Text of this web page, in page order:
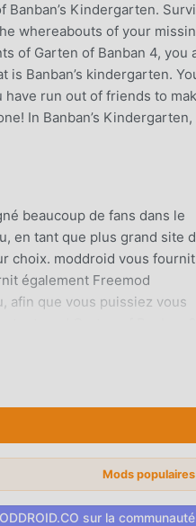
Kindergarten.
whereabouts of your
of Garten of Banban 4, you
Banban’s kindergarten.
run out of friends to
In Banban’s Kindergarten,
beaucoup de fans dans le
en tant que plus grand site
choix. moddroid vous
également Freemod
afin que vous puissiez vous
Téléchargez simplement le
a permis de gagner un grand
dans Garten of Banban 6 ,
tout le jeu et profiter de la
Mods
sur la communauté